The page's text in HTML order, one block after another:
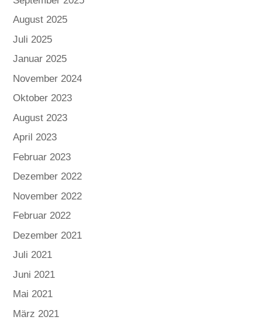
August 2025
Juli 2025
Januar 2025
November 2024
Oktober 2023
August 2023
April 2023
Februar 2023
Dezember 2022
November 2022
Februar 2022
Dezember 2021
Juli 2021
Juni 2021
Mai 2021
März 2021